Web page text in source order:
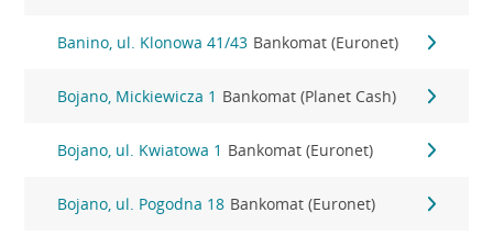
Banino, ul. Klonowa 41/43 Bankomat (Euronet)
Bojano, Mickiewicza 1 Bankomat (Planet Cash)
Bojano, ul. Kwiatowa 1 Bankomat (Euronet)
Bojano, ul. Pogodna 18 Bankomat (Euronet)